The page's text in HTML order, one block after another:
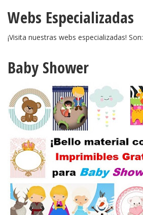
Webs Especializadas
¡Visita nuestras webs especializadas! Son:
Baby Shower